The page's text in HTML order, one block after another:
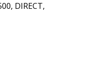
DIRECT,